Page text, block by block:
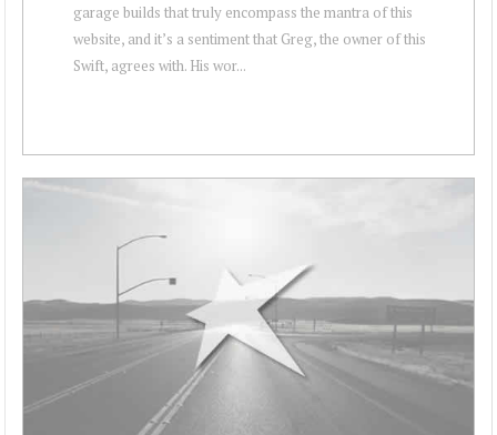
garage builds that truly encompass the mantra of this
website, and it’s a sentiment that Greg, the owner of this
Swift, agrees with. His wor...